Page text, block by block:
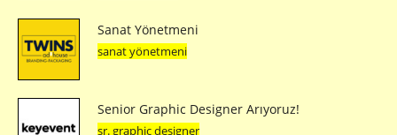
Sanat Yönetmeni
sanat yönetmeni
Senior Graphic Designer Arıyoruz!
sr. graphic designer